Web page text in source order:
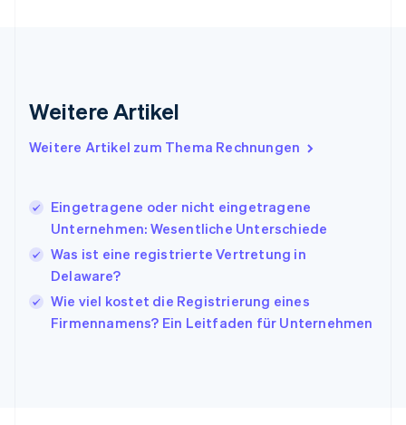
Weitere Artikel
Weitere Artikel zum Thema Rechnungen
Eingetragene oder nicht eingetragene
Unternehmen: Wesentliche Unterschiede
Was ist eine registrierte Vertretung in
Delaware?
Wie viel kostet die Registrierung eines
Firmennamens? Ein Leitfaden für Unternehmen
Irland
Italien
日本語 English
Kanada
English Français
Kroatien
EnglishItaliano
English
Liechtenstein